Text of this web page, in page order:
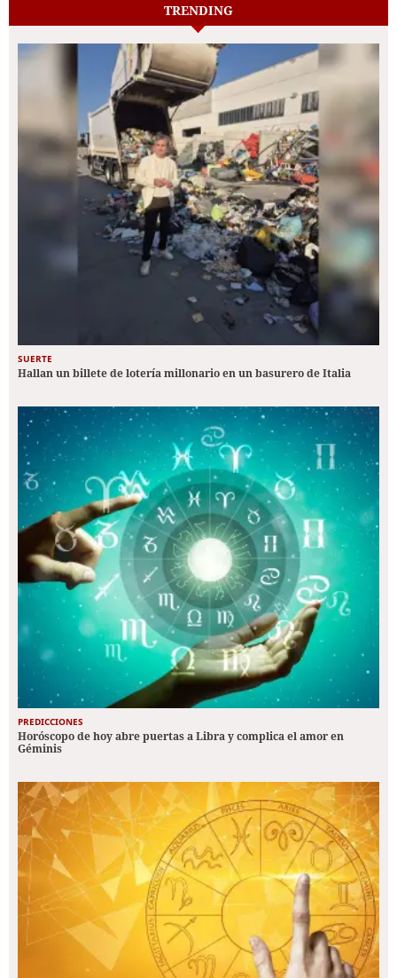
TRENDING
SUERTE
Hallan un billete de lotería millonario en un basurero de Italia
PREDICCIONES
Horóscopo de hoy abre puertas a Libra y complica el amor en
Géminis